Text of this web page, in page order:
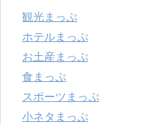
観光まっぷ
ホテルまっぷ
お土産まっぷ
食まっぷ
スポーツまっぷ
小ネタまっぷ